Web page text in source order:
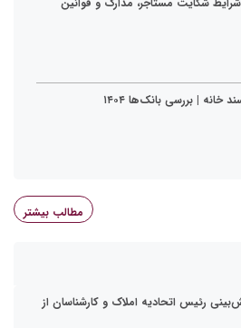
| بررسی بانک‌ها ۱۴۰۴
مطالب بیشتر
رئیس اتحادیه املاک و کارشناسان از